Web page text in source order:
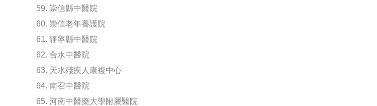
59. 崇信縣中醫院
60. 崇信老年養護院
61. 靜寧縣中醫院
62. 合水中醫院
63. 天水殘疾人康複中心
64. 南召中醫院
65. 河南中醫藥大學附屬醫院